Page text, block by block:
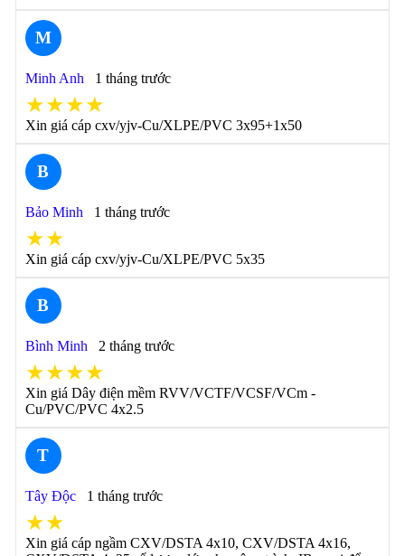
M
Minh Anh 1 tháng trước
★★★★
Xin giá cáp cxv/yjv-Cu/XLPE/PVC 3x95+1x50
B
Bảo Minh 1 tháng trước
★★
Xin giá cáp cxv/yjv-Cu/XLPE/PVC 5x35
B
Bình Minh 2 tháng trước
★★★★
Xin giá Dây điện mềm RVV/VCTF/VCSF/VCm -
Cu/PVC/PVC 4x2.5
T
Tây Độc 1 tháng trước
★★
Xin giá cáp ngầm CXV/DSTA 4x10, CXV/DSTA 4x16,